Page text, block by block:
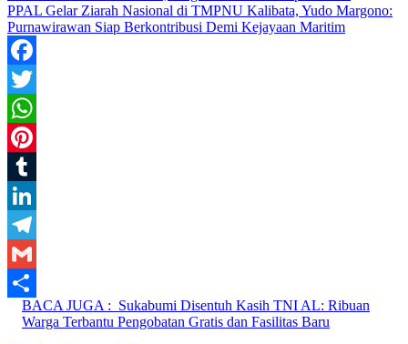
PPAL Gelar Ziarah Nasional di TMPNU Kalibata, Yudo Margono:
Purnawirawan Siap Berkontribusi Demi Kejayaan Maritim
Facebook
Twitter
WhatsApp
Pinterest
Tumblr
LinkedIn
Telegram
Gmail
Share
BACA JUGA : Sukabumi Disentuh Kasih TNI AL: Ribuan
Warga Terbantu Pengobatan Gratis dan Fasilitas Baru